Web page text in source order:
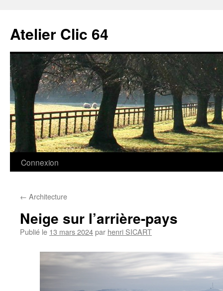
contenu
Atelier Clic 64
Connexion
← Architecture
Neige sur l’arrière-pays
Publié le 13 mars 2024par henri SICART